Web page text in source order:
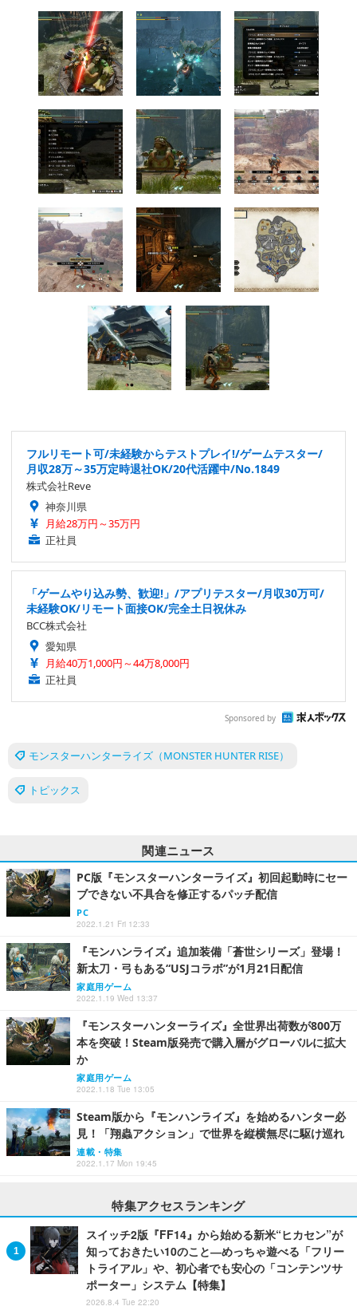
フルリモート可/未経験からテストプレイ!/ゲームテスター/
月収28万～35万定時退社OK/20代活躍中/No.1849
株式会社Reve
神奈川県
月給28万円～35万円
正社員
「ゲームやり込み勢、歓迎!」/アプリテスター/月収30万可/
未経験OK/リモート面接OK/完全土日祝休み
BCC株式会社
愛知県
月給40万1,000円～44万8,000円
正社員
Sponsored by
モンスターハンターライズ（MONSTER HUNTER RISE）
トピックス
関連ニュース
PC版『モンスターハンターライズ』初回起動時にセー
ブできない不具合を修正するパッチ配信
PC
2022.1.21 Fri 12:33
『モンハンライズ』追加装備「蒼世シリーズ」登場！
新太刀・弓もある“USJコラボ”が1月21日配信
家庭用ゲーム
2022.1.19 Wed 13:37
『モンスターハンターライズ』全世界出荷数が800万
本を突破！Steam版発売で購入層がグローバルに拡大
か
家庭用ゲーム
2022.1.18 Tue 13:05
Steam版から『モンハンライズ』を始めるハンター必
見！「翔蟲アクション」で世界を縦横無尽に駆け巡れ
連載・特集
2022.1.17 Mon 19:45
特集アクセスランキング
スイッチ2版『FF14』から始める新米“ヒカセン”が
知っておきたい10のこと―めっちゃ遊べる「フリー
トライアル」や、初心者でも安心の「コンテンツサ
ポーター」システム【特集】
2026.8.4 Tue 22:20